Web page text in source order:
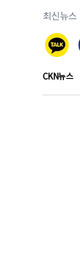
최신뉴스
CKN뉴스